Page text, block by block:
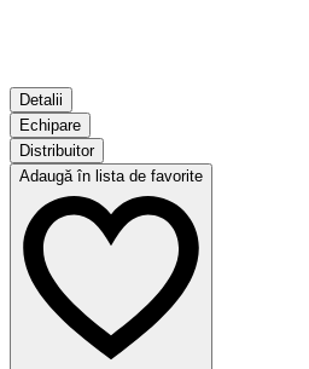
Detalii
Echipare
Distribuitor
Adaugă în lista de favorite